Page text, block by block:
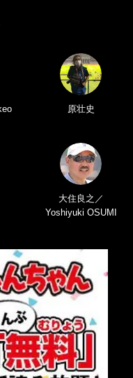
原壮史
大住良之／
Yoshiyuki OSUMI